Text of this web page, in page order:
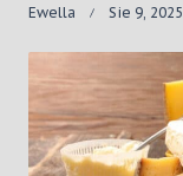
Ewella Sie 9, 2025